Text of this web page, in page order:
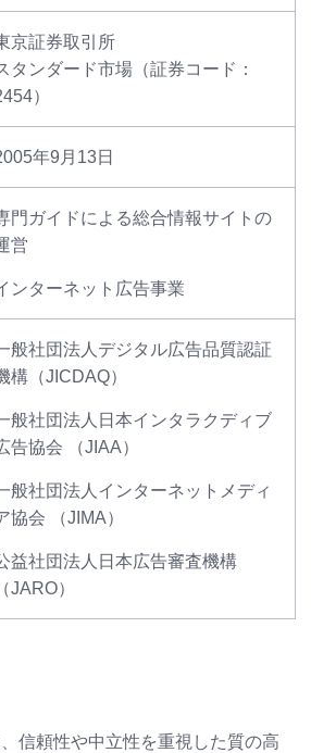
京証券取引所
タンダード市場（証券コード：
）
年9月13日
門ガイドによる総合情報サイトの
営
ンターネット広告事業
般社団法人デジタル広告品質認証
構（JICDAQ）
般社団法人日本インタラクディブ
告協会 （JIAA）
般社団法人インターネットメディ
協会 （JIMA）
益社団法人日本広告審査機構
（JARO）
信頼性や中立性を重視した質の高